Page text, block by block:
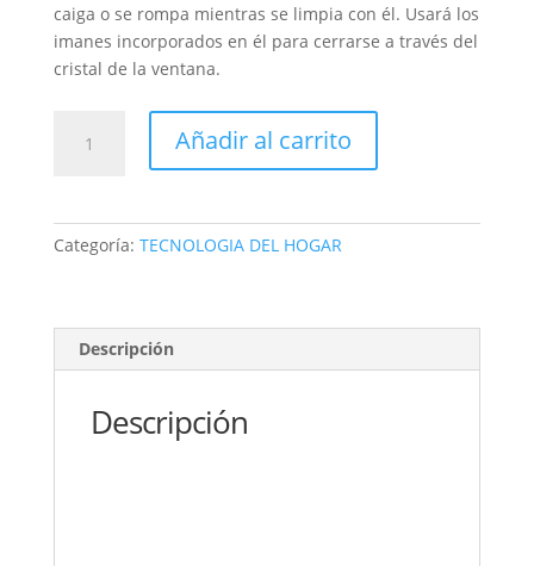
caiga o se rompa mientras se limpia con él. Usará los
imanes incorporados en él para cerrarse a través del
cristal de la ventana.
MAGNETICO
cantidad
Añadir al carrito
Categoría: TECNOLOGIA DEL HOGAR
Descripción
Descripción